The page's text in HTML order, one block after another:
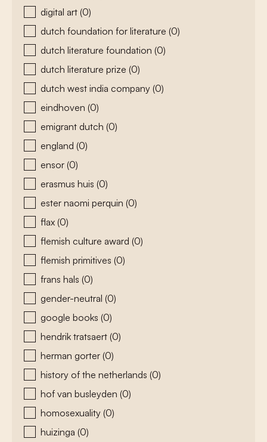
digital art (0)
dutch foundation for literature (0)
dutch literature foundation (0)
dutch literature prize (0)
dutch west india company (0)
eindhoven (0)
emigrant dutch (0)
england (0)
ensor (0)
erasmus huis (0)
ester naomi perquin (0)
flax (0)
flemish culture award (0)
flemish primitives (0)
frans hals (0)
gender-neutral (0)
google books (0)
hendrik tratsaert (0)
herman gorter (0)
history of the netherlands (0)
hof van busleyden (0)
homosexuality (0)
huizinga (0)